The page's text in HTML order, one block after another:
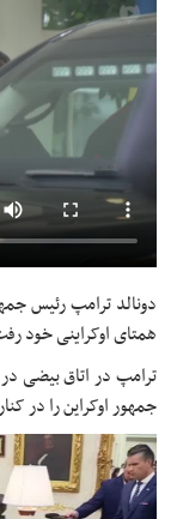
دونالد ترامپ رئیس
همتای اوکراینی خود
ترامپ در اتاق بیضی
جمهور اوکراین را در